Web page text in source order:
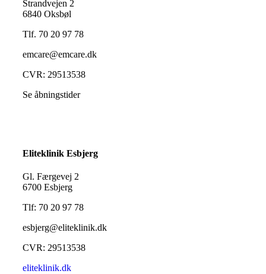
Strandvejen 2
6840 Oksbøl
Tlf. 70 20 97 78
emcare@emcare.dk
CVR: 29513538
Se åbningstider
Eliteklinik Esbjerg
Gl. Færgevej 2
6700 Esbjerg
Tlf: 70 20 97 78
esbjerg@eliteklinik.dk
CVR: 29513538
eliteklinik.dk